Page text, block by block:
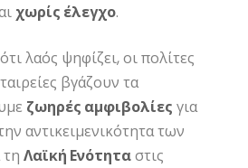
χωρίς έλεγχο.
λαός ψηφίζει, οι πολίτες
βγάζουν τα
ζωηρές αμφιβολίες για
αντικειμενικότητα των
τηΛαϊκή Ενότηταστις